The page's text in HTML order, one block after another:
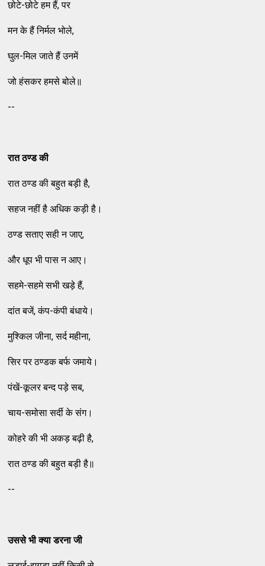
छोटे-छोटे हम हैं, पर
मन के हैं निर्मल भोले,
घुल-मिल जाते हैं उनमें
जो हंसकर हमसे बोले॥
--
रात ठण्‍ड की
रात ठण्‍ड की बहुत बड़ी है,
सहज नहीं है अधिक कड़ी है।
ठण्‍ड सताए सही न जाए,
और धूप भी पास न आए।
सहमे-सहमे सभी खड़े हैं,
दांत बजें, कंप-कंपी बंधाये।
मुश्‍किल जीना, सर्द महीना,
सिर पर ठण्‍डक बर्फ जमाये।
पंखें-कूलर बन्‍द पड़े सब,
चाय-समोसा सर्दी के संग।
कोहरे की भी अकड़ बढ़ी है,
रात ठण्‍ड की बहुत बड़ी है॥
--
उससे भी क्‍या डरना जी